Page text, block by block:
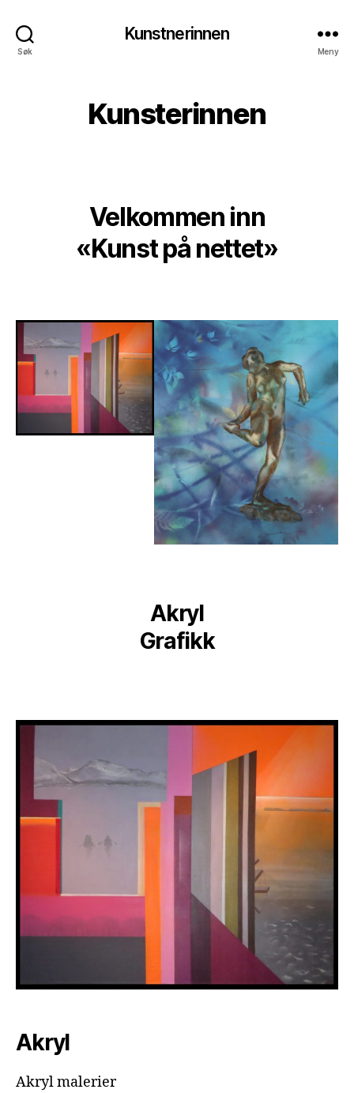
Søk
Kunstnerinnen
Meny
Kunsterinnen
Velkommen inn
«Kunst på nettet»
Akryl
Grafikk
Akryl
Akryl malerier